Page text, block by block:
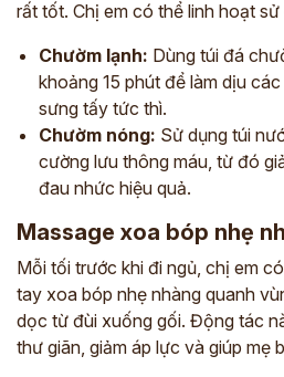
rất tốt. Chị em có thể linh hoạt sử
Chườm lạnh: Dùng túi đá
khoảng 15 phút để làm dịu
sưng tấy tức thì.
Chườm nóng: Sử dụng túi
cường lưu thông máu, từ đó
đau nhức hiệu quả.
Massage xoa bóp nhẹ
Mỗi tối trước khi đi ngủ, chị em
tay xoa bóp nhẹ nhàng quanh
dọc từ đùi xuống gối. Động tác
thư giãn, giảm áp lực và giúp mẹ